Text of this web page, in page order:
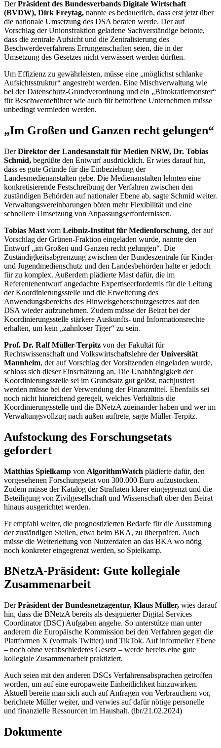
DerPräsident des Bundesverbands Digitale Wirtschaft
(BVDW), Dirk Freytag, nannte es bedauerlich, dass erst jetzt über
die nationale Umsetzung des DSA beraten werde. Der auf
Vorschlag der Unionsfraktion geladene Sachverständige betonte,
dass die zentrale Aufsicht und die Zentralisierung des
Beschwerdeverfahrens Errungenschaften seien, die in der
Umsetzung des Gesetzes nicht verwässert werden dürften.
Um Effizienz zu gewährleisten, müsse eine „möglichst schlanke
Aufsichtsstruktur“ angestrebt werden. Eine Mischverwaltung wie
bei der Datenschutz-Grundverordnung und ein „Bürokratiemonster“
für Beschwerdeführer wie auch für betroffene Unternehmen müsse
unbedingt vermieden werden.
„Im Großen und Ganzen recht gelungen“
DerDirektor der Landesanstalt für Medien NRW, Dr. Tobias
Schmid, begrüßte den Entwurf ausdrücklich. Er wies darauf hin,
dass es gute Gründe für die Einbeziehung der
Landesmedienanstalten gebe. Die Medienanstalten lehnten eine
konkretisierende Festschreibung der Verfahren zwischen den
zuständigen Behörden auf nationaler Ebene ab, sagte Schmid weiter.
Verwaltungsvereinbarungen böten mehr Flexibilität und eine
schnellere Umsetzung von Anpassungserfordernissen.
Tobias Mast vom Leibniz-Institut für Medienforschung, der auf
Vorschlag der Grünen-Fraktion eingeladen wurde, nannte den
Entwurf „im Großen und Ganzen recht gelungen“. Die
Zuständigkeitsabgrenzung zwischen der Bundeszentrale für Kinder-
und Jugendmedienschutz und den Landesbehörden halte er jedoch
für zu komplex. Außerdem plädierte Mast dafür, die im
Referentenentwurf angedachte Expertiseerfordernis für die Leitung
der Koordinierungsstelle und die Erweiterung des
Anwendungsbereichs des Hinweisgeberschutzgesetzes auf den
DSA wieder aufzunehmen. Zudem müsse der Beirat bei der
Koordinierungsstelle stärkere Auskunfts- und Informationsrechte
erhalten, um kein „zahnloser Tiger“ zu sein.
Prof. Dr. Ralf Müller-Terpitz von der Fakultät für
Rechtswissenschaft und Volkswirtschaftslehre derUniversität
Mannheim, der auf Vorschlag der Vorsitzenden eingeladen wurde,
schloss sich dieser Einschätzung an. Die Unabhängigkeit der
Koordinierungsstelle sei im Grundsatz gut gelöst, nachjustiert
werden müsse bei der Verwendung der Finanzmittel. Ebenfalls sei
noch nicht hinreichend geregelt, welches Verhältnis die
Koordinierungsstelle und die BNetzA zueinander haben und wer im
Verwaltungsvollzug nach außen auftrete, sagte Müller-Terpitz.
Aufstockung des Forschungsetats
gefordert
Matthias Spielkamp von AlgorithmWatch plädierte dafür, den
vorgesehenen Forschungsetat von 300.000 Euro aufzustocken.
Zudem müsse der Katalog der Straftaten klarer eingegrenzt und die
Beteiligung von Zivilgesellschaft und Wissenschaft über den Beirat
hinaus ausgerichtet werden.
Er empfahl weiter, die prognostizierten Bedarfe für die Ausstattung
der zuständigen Stellen, etwa beim BKA, zu überprüfen. Auch
müsse die Weiterleitung von Nutzerdaten an das BKA wo nötig
noch konkreter eingegrenzt werden, so Spielkamp.
BNetzA-Präsident: Gute kollegiale
Zusammenarbeit
DerPräsident der Bundesnetzagentur, Klaus Müller, wies darauf
hin, dass die BNetzA bereits als designierterDigital Services
Coordinator(DSC) Aufgaben angehe. So unterstütze man unter
anderem die Europäische Kommission bei den Verfahren gegen die
Plattformen X (vormals Twitter) und TikTok. Auf informeller Ebene
– noch ohne verabschiedetes Gesetz – werde bereits eine gute
kollegiale Zusammenarbeit praktiziert.
Auch seien mit den anderen DSCs Verfahrensabsprachen getroffen
worden, um auf eine europaweite Einheitlichkeit hinzuwirken.
Aktuell bereite man sich auch auf Anfragen von Verbrauchern vor,
berichtete Müller weiter, und verwies auf dafür nötige personelle
und finanzielle Ressourcen im Haushalt. (lbr/21.02.2024)
Dokumente